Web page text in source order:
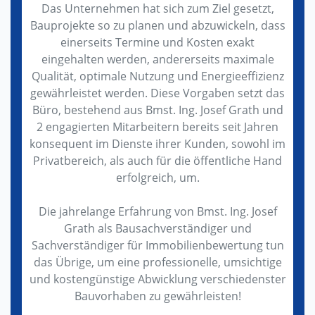
Das Unternehmen hat sich zum Ziel gesetzt,
Bauprojekte so zu planen und abzuwickeln, dass
einerseits Termine und Kosten exakt
eingehalten werden, andererseits maximale
Qualität, optimale Nutzung und Energieeffizienz
gewährleistet werden. Diese Vorgaben setzt das
Büro, bestehend aus Bmst. Ing. Josef Grath und
2 engagierten Mitarbeitern bereits seit Jahren
konsequent im Dienste ihrer Kunden, sowohl im
Privatbereich, als auch für die öffentliche Hand
erfolgreich, um.
Die jahrelange Erfahrung von Bmst. Ing. Josef
Grath als Bausachverständiger und
Sachverständiger für Immobilienbewertung tun
das Übrige, um eine professionelle, umsichtige
und kostengünstige Abwicklung verschiedenster
Bauvorhaben zu gewährleisten!